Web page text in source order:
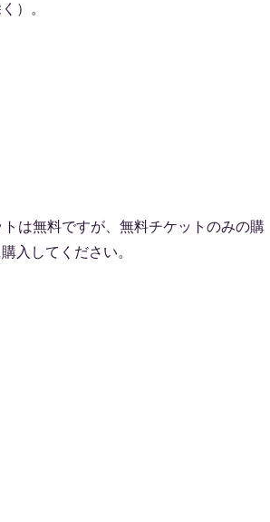
）。
は無料ですが、無料チケットのみの購
入してください。